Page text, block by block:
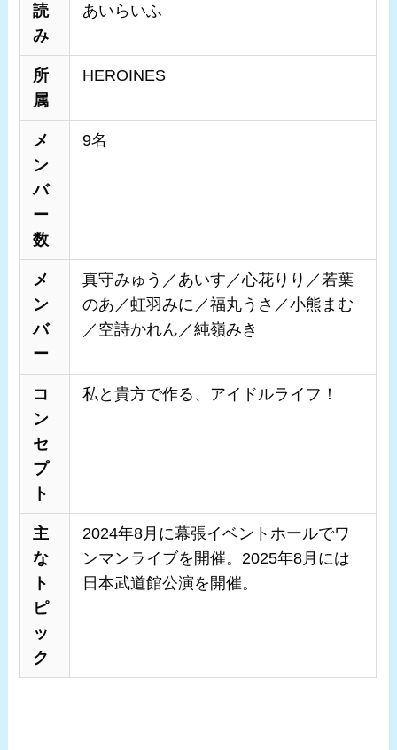
読
み
あいらいふ
所
属
HEROINES
メ
ン
バ
ー
数
9名
メ
ン
バ
ー
真守みゅう／あいす／心花りり／若葉
のあ／虹羽みに／福丸うさ／小熊まむ
／空詩かれん／純嶺みき
コ
ン
セ
プ
ト
私と貴方で作る、アイドルライフ！
主
な
ト
ピ
ッ
ク
2024年8月に幕張イベントホールでワ
ンマンライブを開催。2025年8月には
日本武道館公演を開催。